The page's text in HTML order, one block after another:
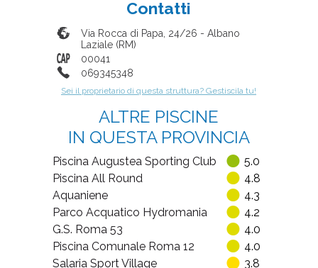
Contatti
Via Rocca di Papa, 24/26 - Albano
Laziale(RM)
00041
069345348
Sei il proprietario di questa struttura? Gestiscila tu!
ALTRE PISCINE
IN QUESTA PROVINCIA
Piscina Augustea Sporting Club
5.0
Piscina All Round
4.8
Aquaniene
4.3
Parco Acquatico Hydromania
4.2
G.S. Roma 53
4.0
Piscina Comunale Roma 12
4.0
Salaria Sport Village
3.8